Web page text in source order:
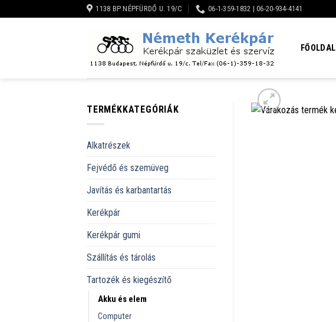
to
1138 BP NÉPFÜRDŐ U. 19/C 06-1-359-1832 | 06-20-934-4141
FŐOLDAL
TERMÉKKATEGÓRIÁK
Alkatrészek
Fejvédő és szemüveg
Javítás és karbantartás
Kerékpár
Kerékpár gumi
Szállítás és tárolás
Tartozék és kiegészítő
Akku és elem
Computer